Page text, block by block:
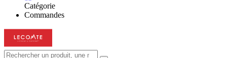
Catégorie
Commandes